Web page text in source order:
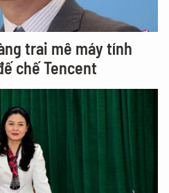
trai mê máy tính
chế Tencent